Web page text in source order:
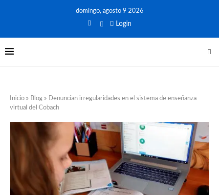
domingo, agosto 9 2026
Login
Inicio » Blog » Denuncian irregularidades en el sistema de enseñanza
virtual del Cobach